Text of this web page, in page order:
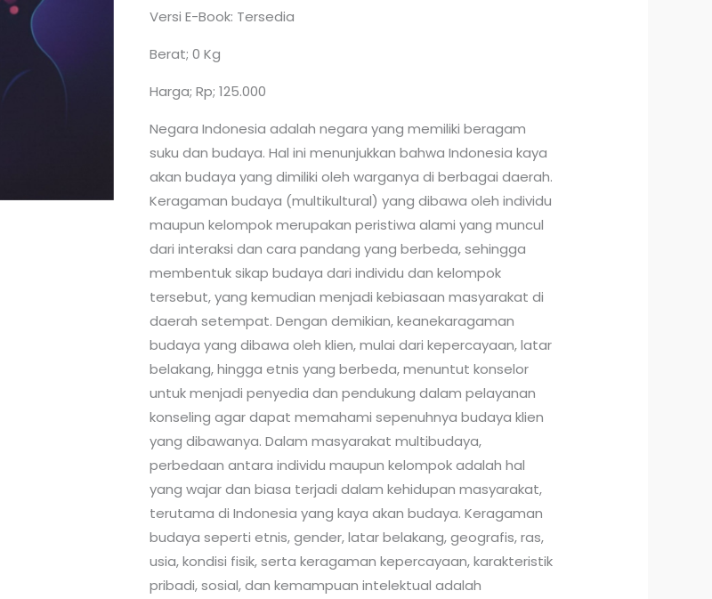
Versi E-Book: Tersedia
Berat; 0 Kg
Harga; Rp; 125.000
Negara Indonesia adalah negara yang memiliki beragam
suku dan budaya. Hal ini menunjukkan bahwa Indonesia kaya
akan budaya yang dimiliki oleh warganya di berbagai daerah.
Keragaman budaya (multikultural) yang dibawa oleh individu
maupun kelompok merupakan peristiwa alami yang muncul
dari interaksi dan cara pandang yang berbeda, sehingga
membentuk sikap budaya dari individu dan kelompok
tersebut, yang kemudian menjadi kebiasaan masyarakat di
daerah setempat. Dengan demikian, keanekaragaman
budaya yang dibawa oleh klien, mulai dari kepercayaan, latar
belakang, hingga etnis yang berbeda, menuntut konselor
untuk menjadi penyedia dan pendukung dalam pelayanan
konseling agar dapat memahami sepenuhnya budaya klien
yang dibawanya. Dalam masyarakat multibudaya,
perbedaan antara individu maupun kelompok adalah hal
yang wajar dan biasa terjadi dalam kehidupan masyarakat,
terutama di Indonesia yang kaya akan budaya. Keragaman
budaya seperti etnis, gender, latar belakang, geografis, ras,
usia, kondisi fisik, serta keragaman kepercayaan, karakteristik
pribadi, sosial, dan kemampuan intelektual adalah